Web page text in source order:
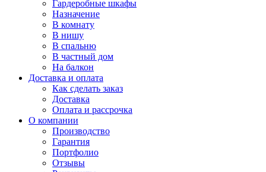
Гардеробные шкафы
Назначение
В комнату
В нишу
В спальню
В частный дом
На балкон
Доставка и оплата
Как сделать заказ
Доставка
Оплата и рассрочка
О компании
Производство
Гарантия
Портфолио
Отзывы